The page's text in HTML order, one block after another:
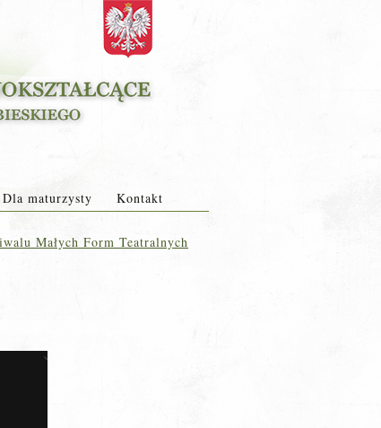
Dla maturzysty Kontakt
Małych Form Teatralnych